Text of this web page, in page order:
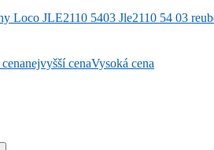
nejvyšší cenaVysoká cena